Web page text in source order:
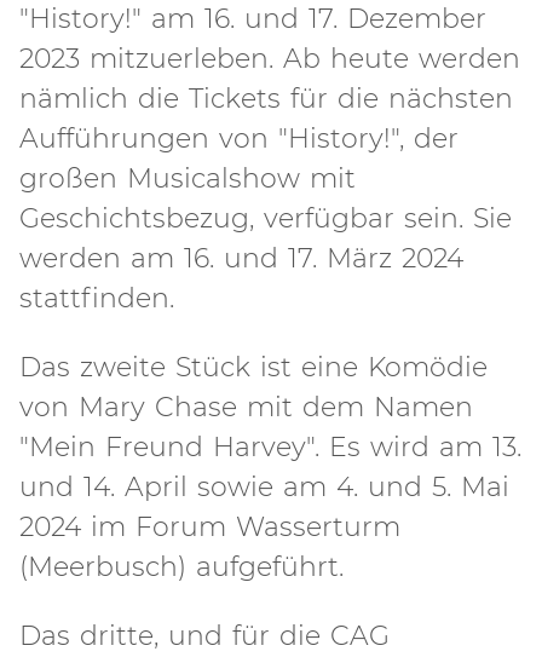
"History!" am 16. und 17. Dezember
2023 mitzuerleben. Ab heute werden
nämlich die Tickets für die nächsten
Aufführungen von "History!", der
großen Musicalshow mit
Geschichtsbezug, verfügbar sein. Sie
werden am 16. und 17. März 2024
stattfinden.
Das zweite Stück ist eine Komödie
von Mary Chase mit dem Namen
"Mein Freund Harvey". Es wird am 13.
und 14. April sowie am 4. und 5. Mai
2024 im Forum Wasserturm
(Meerbusch) aufgeführt.
Das dritte, und für die CAG